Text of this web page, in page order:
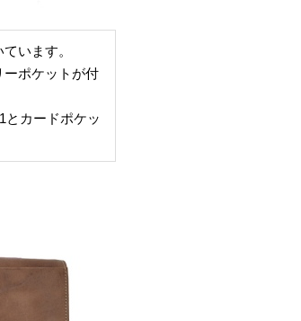
います。
ポケットが付
とカードポケッ